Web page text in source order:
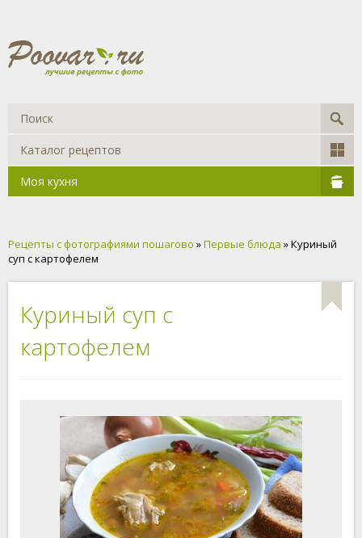
Каталог рецептов
Моя кухня
Рецепты с фотографиями пошагово »Первые блюда » Куриный
суп с картофелем
Куриный суп с
картофелем